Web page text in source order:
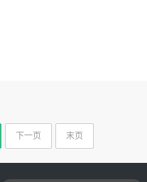
下一页 末页